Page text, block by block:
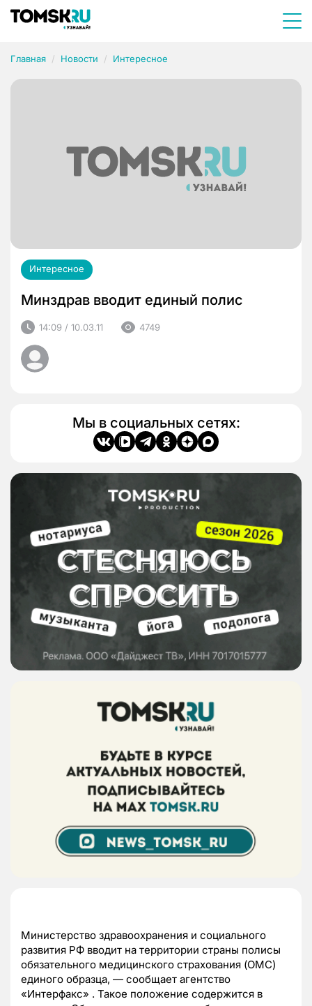
Главная Новости Интересное
Интересное
Минздрав вводит единый полис
14:09 / 10.03.11 4749
Мы в социальных сетях:
Министерство здравоохранения и социального
развития РФ вводит на территории страны полисы
обязательного медицинского страхования (ОМС)
единого образца, — сообщает агентство
«Интерфакс» . Такое положение содержится в